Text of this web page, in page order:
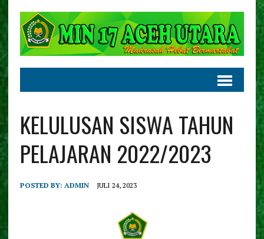
KELULUSAN SISWA TAHUN
PELAJARAN 2022/2023
POSTED BY: ADMIN JULI 24, 2023